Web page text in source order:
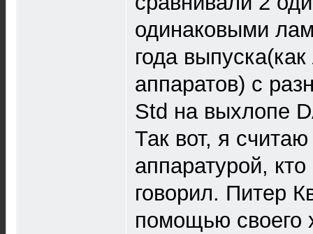
одинаковыми
года
аппаратов) с
Std на выхлопе
Так вот, я
аппаратурой,
говорил. Питер
помощью своего